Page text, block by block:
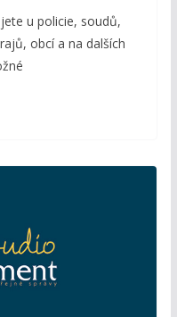
u policie, soudů,
obcí a na dalších